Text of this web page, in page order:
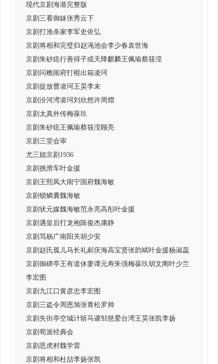
现代京剧海港完整版
京剧三看御妹张秀云下
京剧打渔杀家李军史依弘
京剧将相和完璧归赵渑池会李少春袁世海
京剧朱砂痣行善得子或天降麒麟王佩瑜蔡筱滢
京剧问樵闹府打棍出箱凌珂
京剧捉放曹凌珂王昊李未
京剧汾河湾凌珂刘欣然许周熠
京剧太真外传梅葆玖
京剧朱砂痣王佩瑜蔡筱滢顾亮
京剧三堂会审
尤三姐京剧1936
京剧挑滑车叶金援
京剧王熙凤大闹宁国府魏海敏
京剧锁鳞囊魏海敏
京剧状元媒魏海敏范永亮高彤叶金援
京剧遇皇后打龙袍陈俊杰康静
京剧骂杨广南阳关胡少安
京剧赵氏孤儿马长礼郝庆海高宝贤张韵斌叶金援杨淑蕊
京剧御碑亭王有道休妻谭元寿朱强梅葆玖胡文阁叶少兰
李宏图
京剧九江口黄彦忠李宏图
京剧三盗令周恩旭张青松罗帅
京剧失街亭空城计斩马谡邹慈爱台湾王昊张凯李扬
京剧荀派经典会
京剧恶虎村魏学雷
京剧将相和杜喆李扬张凯